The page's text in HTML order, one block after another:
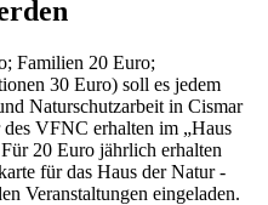
Familien 20 Euro;
30 Euro) soll es jedem
Naturschutzarbeit in Cismar
VFNC erhalten im „Haus
20 Euro jährlich erhalten
für das Haus der Natur -
Veranstaltungen eingeladen.